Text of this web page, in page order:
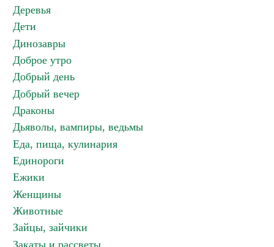
Деревья
Дети
Динозавры
Доброе утро
Добрый день
Добрый вечер
Драконы
Дьяволы, вампиры, ведьмы
Еда, пища, кулинария
Единороги
Ежики
Женщины
Животные
Зайцы, зайчики
Закаты и рассветы